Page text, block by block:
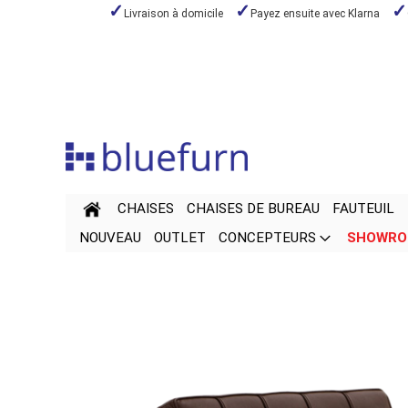
Livraison à domicile Payez ensuite avec Klarna
CHAISES CHAISES DE BUREAU FAUTEUIL
NOUVEAU
OUTLET CONCEPTEURS